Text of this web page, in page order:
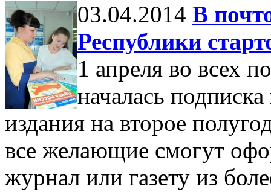
03.04.2014 В
Республики
1 апреля во всех
началась
издания на второе
все желающие смогут
журнал или газету из